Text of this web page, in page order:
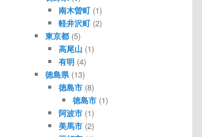
南木曽町 (1)
軽井沢町 (2)
東京都(5)
高尾山 (1)
有明 (4)
徳島県(13)
徳島市 (8)
徳島市(1)
阿波市 (1)
美馬市 (2)